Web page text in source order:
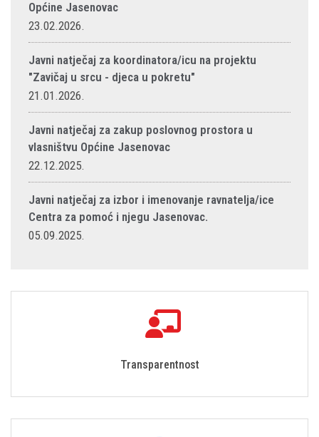
Općine Jasenovac
23.02.2026.
Javni natječaj za koordinatora/icu na projektu
"Zavičaj u srcu - djeca u pokretu"
21.01.2026.
Javni natječaj za zakup poslovnog prostora u
vlasništvu Općine Jasenovac
22.12.2025.
Javni natječaj za izbor i imenovanje ravnatelja/ice
Centra za pomoć i njegu Jasenovac.
05.09.2025.
Transparentnost